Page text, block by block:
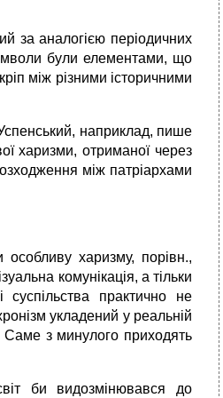
за аналогією періодичних
були елементами, що
між різними історичними
наприклад, пише
харизми, отриманої через
між патріархами
харизму, порівн.,
комунікація, а тільки
практично не
укладений у реальній
Саме з минулого приходять
би видозмінювався до